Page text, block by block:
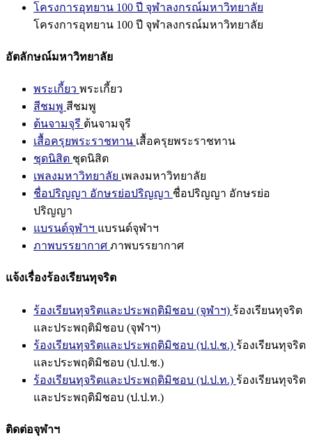
โครงการอุทยาน 100 ปี จุฬาลงกรณ์มหาวิทยาลัย
โครงการอุทยาน 100 ปี จุฬาลงกรณ์มหาวิทยาลัย
อัตลักษณ์มหาวิทยาลัย
พระเกี้ยว พระเกี้ยว
สีชมพู สีชมพู
ต้นจามจุรี ต้นจามจุรี
เสื้อครุยพระราชทาน เสื้อครุยพระราชทาน
ชุดนิสิต ชุดนิสิต
เพลงมหาวิทยาลัย เพลงมหาวิทยาลัย
ชื่อปริญญา อักษรย่อปริญญา ชื่อปริญญา อักษรย่อ
ปริญญา
แบรนด์จุฬาฯ แบรนด์จุฬาฯ
ภาพบรรยากาศ ภาพบรรยากาศ
แจ้งเรื่องร้องเรียนทุจริต
ร้องเรียนทุจริตและประพฤติมิชอบ (จุฬาฯ) ร้องเรียนทุจริต
และประพฤติมิชอบ (จุฬาฯ)
ร้องเรียนทุจริตและประพฤติมิชอบ (ป.ป.ช.) ร้องเรียนทุจริต
และประพฤติมิชอบ (ป.ป.ช.)
ร้องเรียนทุจริตและประพฤติมิชอบ (ป.ป.ท.) ร้องเรียนทุจริต
และประพฤติมิชอบ (ป.ป.ท.)
ติดต่อจุฬาฯ